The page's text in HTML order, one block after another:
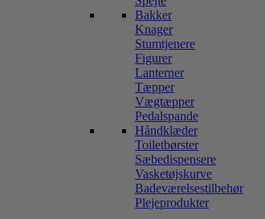
Bakker
Knager
Stumtjenere
Figurer
Lanterner
Tæpper
Vægtæpper
Pedalspande
Håndklæder
Toiletbørster
Sæbedispensere
Vasketøjskurve
Badeværelsestilbehør
Plejeprodukter